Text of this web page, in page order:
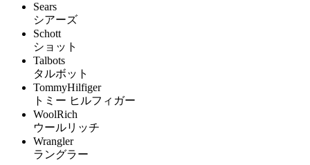
Sears
シアーズ
Schott
ショット
Talbots
タルボット
TommyHilfiger
トミー ヒルフィガー
WoolRich
ウールリッチ
Wrangler
ラングラー